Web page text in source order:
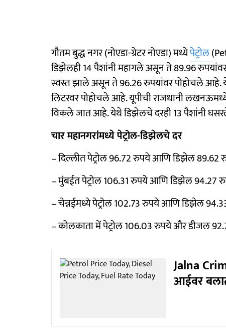
गौतम बुद्ध नगर (नोएडा-ग्रेटर नोएडा) मध्येपेट्रोल
डिझेलही 14 पैशांनी महागले असून ते 89.96
स्वस्त झाले असून ते 96.26 रुपयांवर पोहोचले
लिटरवर पोहोचले आहे. यूपीची राजधानी
विकले जात आहे. येथे डिझेलचे दरही 13 पैशांनी
चार महानगरांमध्ये पेट्रोल-डिझेलचे दर
– दिल्लीत पेट्रोल 96.72 रुपये आणि डिझेल 89.62
– मुंबईत पेट्रोल 106.31 रुपये आणि डिझेल 94.27
– चेन्नईमध्ये पेट्रोल 102.73 रुपये आणि डिझेल
– कोलकाता में पेट्रोल 106.03 रुपये और डीजल
Jalna
आईवर